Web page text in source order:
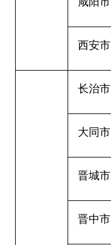
西安市
长治市
大同市
晋城市
晋中市